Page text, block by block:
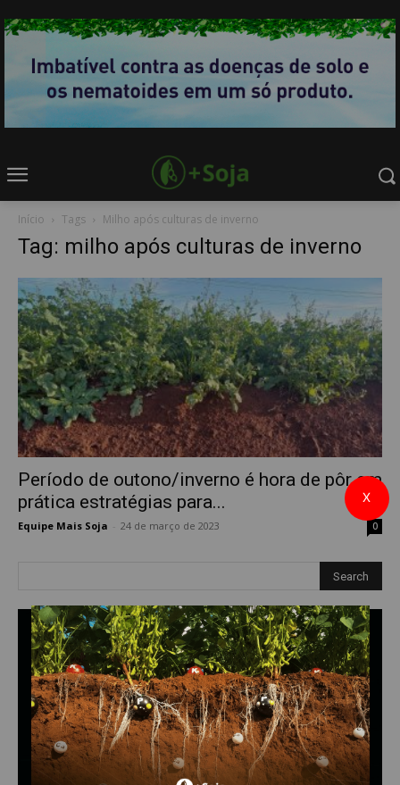
Início Tags Milho após culturas de inverno
Tag: milho após culturas de inverno
Período de outono/inverno é hora de pôr em
prática estratégias para...
Equipe Mais Soja 24 de março de 2023 0
X